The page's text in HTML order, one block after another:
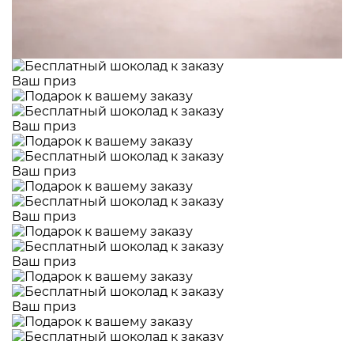
Ваш приз
Ваш приз
Ваш приз
Ваш приз
Ваш приз
Ваш приз